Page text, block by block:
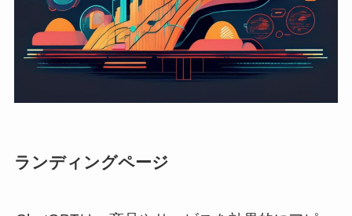
ランディングページ